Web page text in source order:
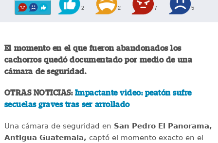
2 2 7 5
El momento en el que fueron abandonados los
cachorros quedó documentado por medio de una
cámara de seguridad.
OTRAS NOTICIAS: Impactante video: peatón sufre
secuelas graves tras ser arrollado
Una cámara de seguridad en San Pedro El Panorama,
Antigua Guatemala, captó el momento exacto en el